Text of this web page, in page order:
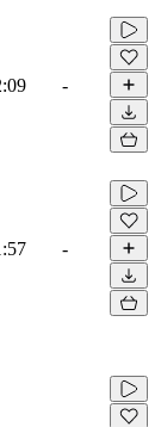
-
-